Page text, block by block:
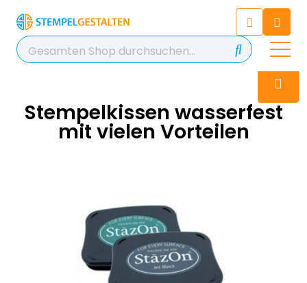
Chatten Sie 24/7 mit unserem
hilfreichen Chatbot
Kontakt
Stempelkissen wasserfest
mit vielen Vorteilen